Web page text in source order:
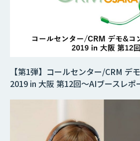
【第1弾】コールセンター/CRM デ
2019 in 大阪 第12回～AIブースレポ